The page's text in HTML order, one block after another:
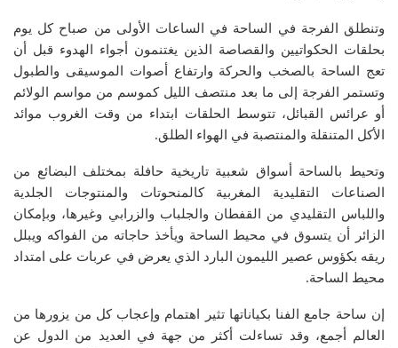
وتنطلق الفرجة في الساحة في الساعات الأولى من صباح كل يوم
بحلقات الحكواتيين والقصاصة الذين يغتنمون أجواء الهدوء قبل أن
تعج الساحة بالصخب والحركة وارتفاع أصوات الموسيقى والطبول
وتستمر الفرجة إلى ما بعد منتصف الليل كموسم من مواسم الولائم
أو عرائس القبائل، تتوسط الحلقات ابتداء من وقت الغروب موائد
الأكل المتنقلة والمنتصبة في الهواء الطلق.
وتحيط بالساحة أسواق شعبية تاريخية حافلة بمختلف البضائع من
الصناعات التقليدية المغربية كالمنحوتات والمنتوجات الجلدية
واللباس التقليدي من القفطان والجلباب والزرابي وغيرها، وبإمكان
الزائر أن يتسوق في محيط الساحة ويأخذ حاجاته من الفواكه ويبلل
ريقه بكؤوس عصير الليمون البارد الذي يعرض في عربات على امتداد
محيط الساحة.
إن ساحة جامع الفنا بكياناتها تثير اهتمام وإعجاب كل من يزورها من
العالم أجمع، وقد تساءلت أكثر من جهة في العديد من الدول عن